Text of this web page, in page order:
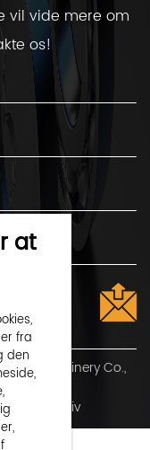
vil vide mere om
os!
Machinery Co.,
Privatliv
at
fra
den